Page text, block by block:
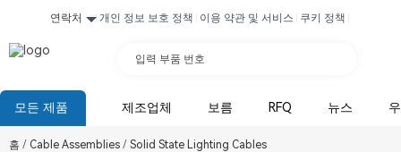
연락처 개인 정보 보호 정책 이용 약관 및 서비스 쿠키 정책
입력 부품 번호
모든 제품 제조업체 보름 RFQ 뉴스
홈 / Cable Assemblies / Solid State Lighting Cables